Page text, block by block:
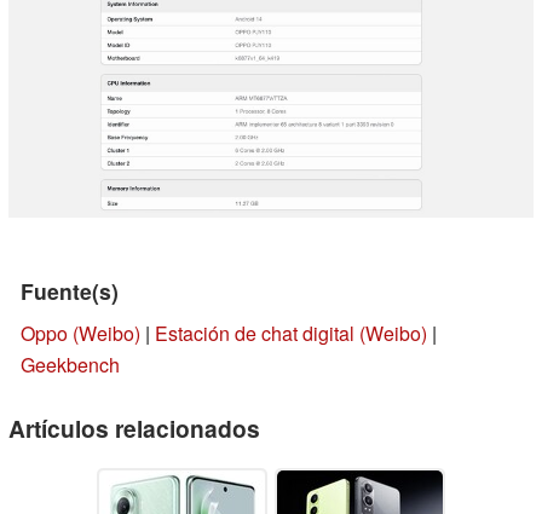
Fuente(s)
Oppo (Weibo) | Estación de chat digital (Weibo) |
Geekbench
Artículos relacionados